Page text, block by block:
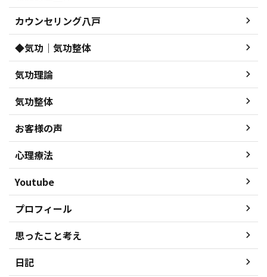
カウンセリング八戸
◆気功｜気功整体
気功理論
気功整体
お客様の声
心理療法
Youtube
プロフィール
思ったこと考え
日記